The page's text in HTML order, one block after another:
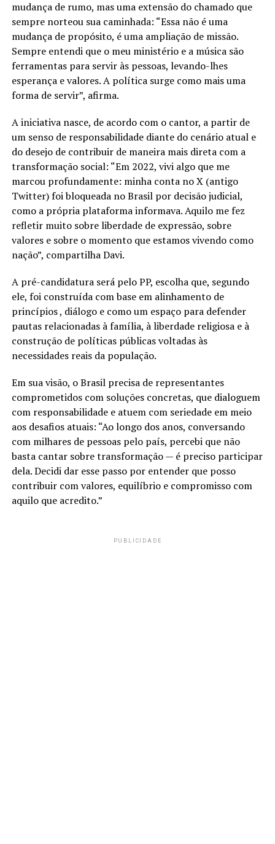
mudança de rumo, mas uma extensão do chamado que
sempre norteou sua caminhada: “Essa não é uma
mudança de propósito, é uma ampliação de missão.
Sempre entendi que o meu ministério e a música são
ferramentas para servir às pessoas, levando-lhes
esperança e valores. A política surge como mais uma
forma de servir”, afirma.
A iniciativa nasce, de acordo com o cantor, a partir de
um senso de responsabilidade diante do cenário atual e
do desejo de contribuir de maneira mais direta com a
transformação social: “Em 2022, vivi algo que me
marcou profundamente: minha conta no X (antigo
Twitter) foi bloqueada no Brasil por decisão judicial,
como a própria plataforma informava. Aquilo me fez
refletir muito sobre liberdade de expressão, sobre
valores e sobre o momento que estamos vivendo como
nação”, compartilha Davi.
A pré-candidatura será pelo PP, escolha que, segundo
ele, foi construída com base em alinhamento de
princípios , diálogo e como um espaço para defender
pautas relacionadas à família, à liberdade religiosa e à
construção de políticas públicas voltadas às
necessidades reais da população.
Em sua visão, o Brasil precisa de representantes
comprometidos com soluções concretas, que dialoguem
com responsabilidade e atuem com seriedade em meio
aos desafios atuais: “Ao longo dos anos, conversando
com milhares de pessoas pelo país, percebi que não
basta cantar sobre transformação — é preciso participar
dela. Decidi dar esse passo por entender que posso
contribuir com valores, equilíbrio e compromisso com
aquilo que acredito.”
PUBLICIDADE